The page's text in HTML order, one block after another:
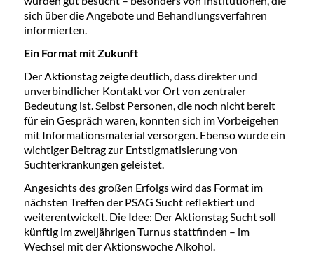
sich über die Angebote und Behandlungsverfahren
informierten.
Ein Format mit Zukunft
Der Aktionstag zeigte deutlich, dass direkter und
unverbindlicher Kontakt vor Ort von zentraler
Bedeutung ist. Selbst Personen, die noch nicht bereit
für ein Gespräch waren, konnten sich im Vorbeigehen
mit Informationsmaterial versorgen. Ebenso wurde ein
wichtiger Beitrag zur Entstigmatisierung von
Suchterkrankungen geleistet.
Angesichts des großen Erfolgs wird das Format im
nächsten Treffen der PSAG Sucht reflektiert und
weiterentwickelt. Die Idee: Der Aktionstag Sucht soll
künftig im zweijährigen Turnus stattfinden – im
Wechsel mit der Aktionswoche Alkohol.